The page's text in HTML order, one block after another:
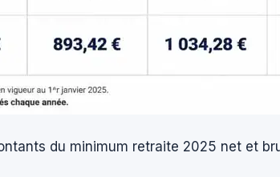
du minimum retraite 2025 net et